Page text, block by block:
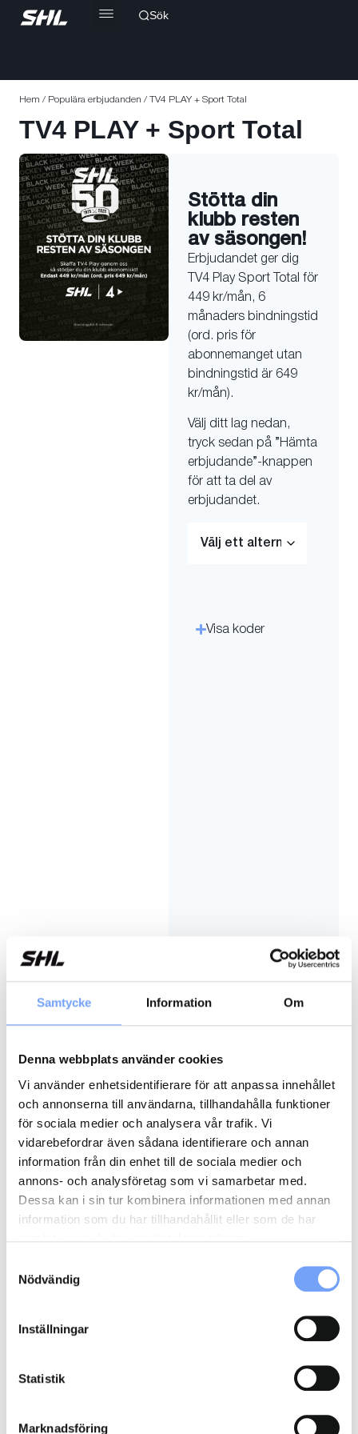
Samtycke Information Om
Denna webbplats använder cookies
Vi använder enhetsidentifierare för att anpassa innehållet
och annonserna till användarna, tillhandahålla funktioner
för sociala medier och analysera vår trafik. Vi
vidarebefordrar även sådana identifierare och annan
information från din enhet till de sociala medier och
annons- och analysföretag som vi samarbetar med.
Dessa kan i sin tur kombinera informationen med annan
information som du har tillhandahållit eller som de har
Nödvändig
Inställningar
Statistik
Marknadsföring
Sök
Hem / Populära erbjudanden / TV4 PLAY + Sport Total
TV4 PLAY + Sport Total
Stötta din
klubb resten
av säsongen!
Erbjudandet ger dig
TV4 Play Sport Total för
449 kr/mån, 6
månaders bindningstid
(ord. pris för
abonnemanget utan
bindningstid är 649
kr/mån).
Välj ditt lag nedan,
tryck sedan på ”Hämta
erbjudande”-knappen
för att ta del av
erbjudandet.
Visa koder